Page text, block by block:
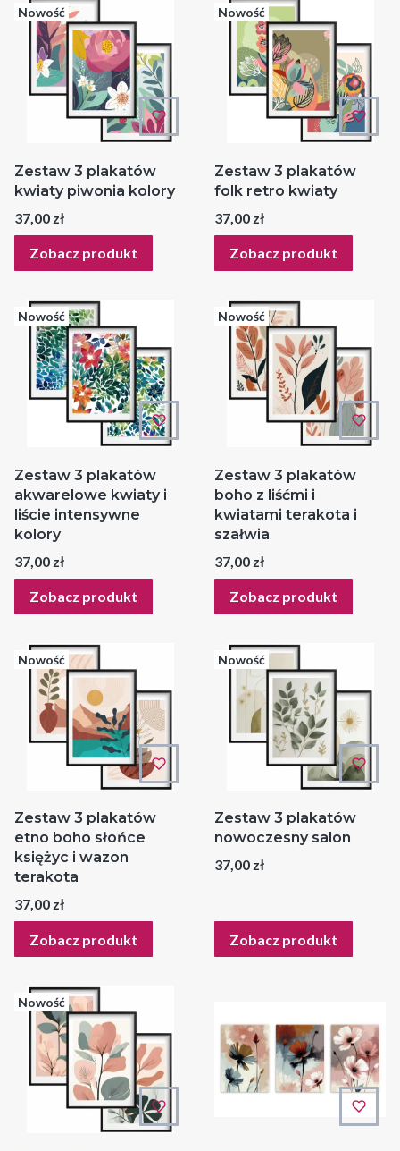
Nowość
Zestaw 3 plakatów
kwiaty piwonia kolory
Cena
37,00 zł
Zobacz produkt
Nowość
Zestaw 3 plakatów
folk retro kwiaty
Cena
37,00 zł
Zobacz produkt
Nowość
Zestaw 3 plakatów
akwarelowe kwiaty i
liście intensywne
kolory
Cena
37,00 zł
Zobacz produkt
Nowość
Zestaw 3 plakatów
boho z liśćmi i
kwiatami terakota i
szałwia
Cena
37,00 zł
Zobacz produkt
Nowość
Zestaw 3 plakatów
etno boho słońce
księżyc i wazon
terakota
Cena
37,00 zł
Zobacz produkt
Nowość
Zestaw 3 plakatów
nowoczesny salon
Cena
37,00 zł
Zobacz produkt
Nowość